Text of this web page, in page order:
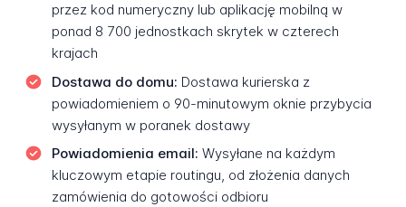
przez kod numeryczny lub aplikację mobilną w
ponad 8 700 jednostkach skrytek w czterech
krajach
Dostawa do domu: Dostawa kurierska z
powiadomieniem o 90-minutowym oknie przybycia
wysyłanym w poranek dostawy
Powiadomienia email: Wysyłane na każdym
kluczowym etapie routingu, od złożenia danych
zamówienia do gotowości odbioru